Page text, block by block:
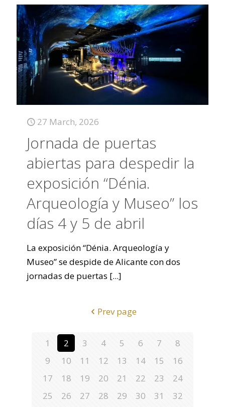
27 March, 2026
Jornada de puertas
abiertas para despedir la
exposición “Dénia.
Arqueología y Museo” los
días 4 y 5 de abril
La exposición “Dénia. Arqueología y
Museo” se despide de Alicante con dos
jornadas de puertas [...]
Prev page
1 2 3 4 5 6 7
8
9
10 11 12 13 14 15
16
17
18 19 20 21 22 23
24
25
26 27 28 29 30 31
32